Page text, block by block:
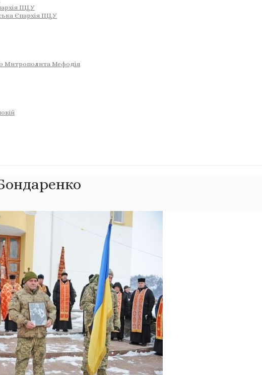
ПЦУ
Єпархія ПЦУ
Митрополита Мефодія